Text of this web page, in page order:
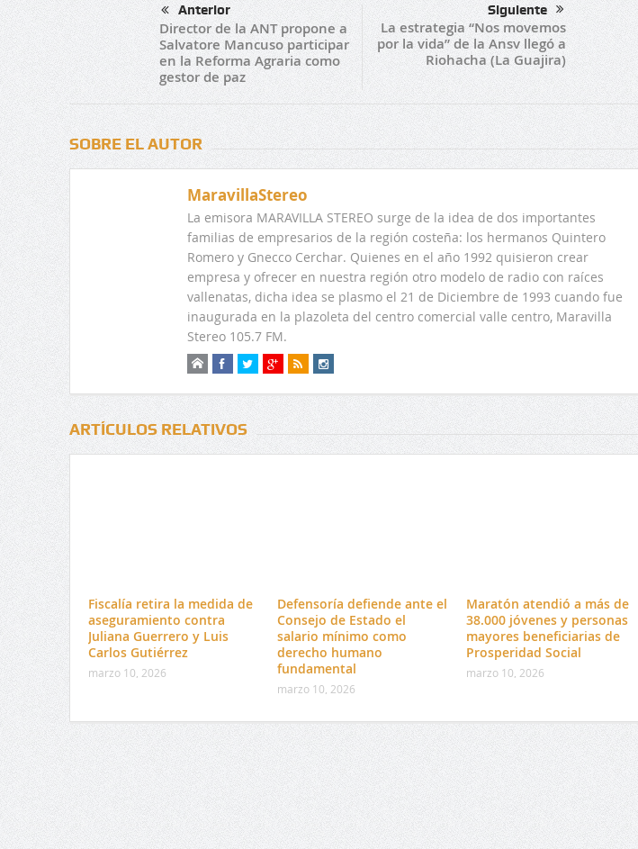
Anterior
Director de la ANT propone a
Salvatore Mancuso participar
en la Reforma Agraria como
gestor de paz
Siguiente
La estrategia “Nos movemos
por la vida” de la Ansv llegó a
Riohacha (La Guajira)
SOBRE EL AUTOR
MaravillaStereo
La emisora MARAVILLA STEREO surge de la idea de dos importantes
familias de empresarios de la región costeña: los hermanos Quintero
Romero y Gnecco Cerchar. Quienes en el año 1992 quisieron crear
empresa y ofrecer en nuestra región otro modelo de radio con raíces
vallenatas, dicha idea se plasmo el 21 de Diciembre de 1993 cuando fue
inaugurada en la plazoleta del centro comercial valle centro, Maravilla
Stereo 105.7 FM.
ARTÍCULOS RELATIVOS
Fiscalía retira la medida de
aseguramiento contra
Juliana Guerrero y Luis
Carlos Gutiérrez
marzo 10, 2026
Defensoría defiende ante el
Consejo de Estado el
salario mínimo como
derecho humano
fundamental
marzo 10, 2026
Maratón atendió a más de
38.000 jóvenes y personas
mayores beneficiarias de
Prosperidad Social
marzo 10, 2026